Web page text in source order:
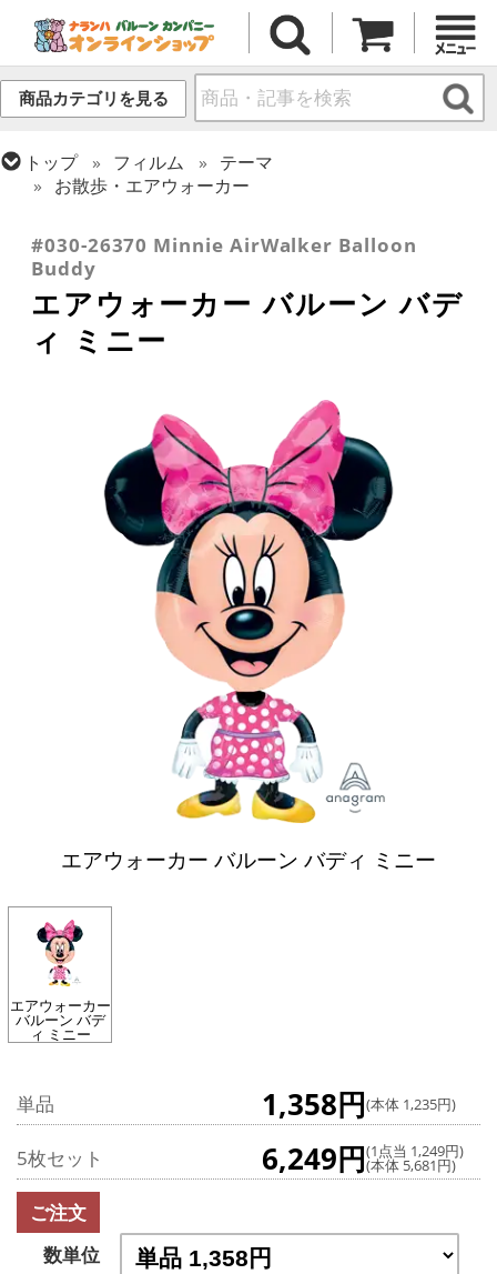
商品カテゴリを見る
トップ フィルム
テーマ
お散歩・エアウォーカー
#030-26370 Minnie AirWalker Balloon
Buddy
エアウォーカー バルーン バデ
ィ ミニー
エアウォーカー バルーン バディ ミニー
エアウォーカー
バルーン バデ
ィ ミニー
単品 1,358円(本体 1,235円)
5枚セット 6,249円(1点当 1,249円)
(本体 5,681円)
ご注文
数単位